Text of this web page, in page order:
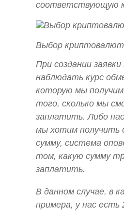
соответствующую
Выбор
При создании
наблюдать курс
которую мы получим
того, сколько мы
заплатить. Либо
мы хотим получить
сумму, система
том, какую сумму
заплатить.
В данном случае, в
примера, у нас есть